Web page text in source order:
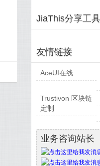
JiaThis分享工具
友情链接
AceUI在线
Trustivon 区块链
定制
业务咨询站长